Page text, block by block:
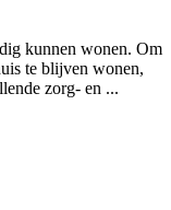
kunnen wonen. Om
te blijven wonen,
zorg- en ...